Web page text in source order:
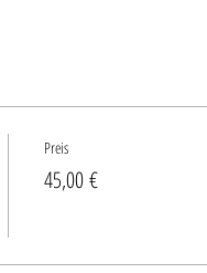
Preis
45,00 €